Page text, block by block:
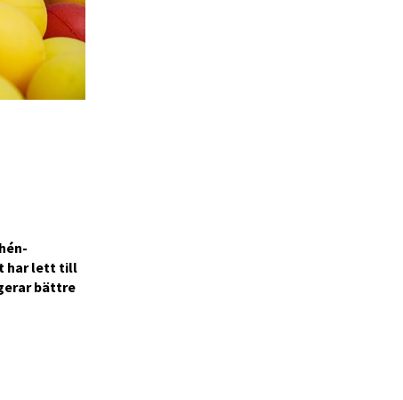
har lett till
bättre